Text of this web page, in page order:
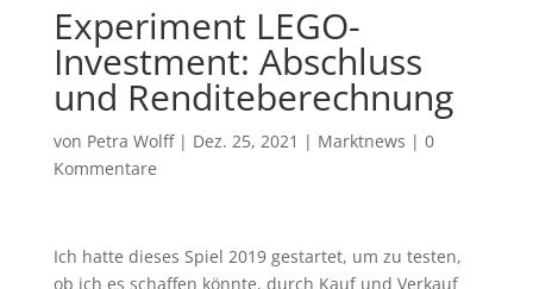
Experiment LEGO-
Investment: Abschluss
und Renditeberechnung
von Petra Wolff| Dez. 25, 2021 | Marktnews | 0
Kommentare
Ich hatte dieses Spiel 2019 gestartet, um zu testen,
ob ich es schaffen könnte, durch Kauf und Verkauf